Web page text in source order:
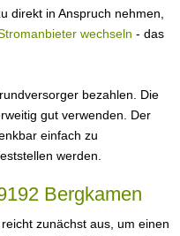
direkt in Anspruch nehmen,
wechseln - das
bezahlen. Die
gut verwenden. Der
einfach zu
werden.
Bergkamen
reicht zunächst aus, um einen